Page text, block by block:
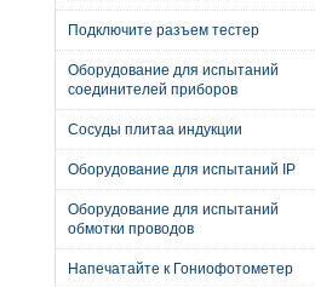
Подключите разъем тестер
Оборудование для испытаний
соединителей приборов
Сосуды плитаа индукции
Оборудование для испытаний IP
Оборудование для испытаний
обмотки проводов
Напечатайте к Гониофотометер